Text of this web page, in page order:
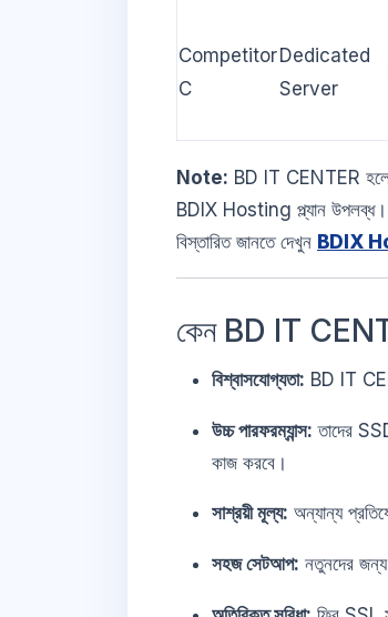
Competitor
C
Dedicated
Server
Note: BD IT CENTER
BDIX Hosting প্ল্যান উপলব্ধ।
বিস্তারিত জানতে দেখুন BDIX
কেন BD IT
বিশ্বাসযোগ্যতা: BD IT
উচ্চ পারফরম্যান্স: তাদের
কাজ করবে।
সাশ্রয়ী মূল্য: অন্যান্য
সহজ সেটআপ: নতুনদের